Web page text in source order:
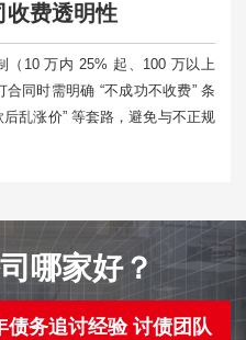
收费透明性
（10 万内 25% 起、100 万以上
同时需明确 “不成功不收费” 条
后乱涨价” 等套路，避免与不正规
哪家好？
债务追讨经验 讨债团队